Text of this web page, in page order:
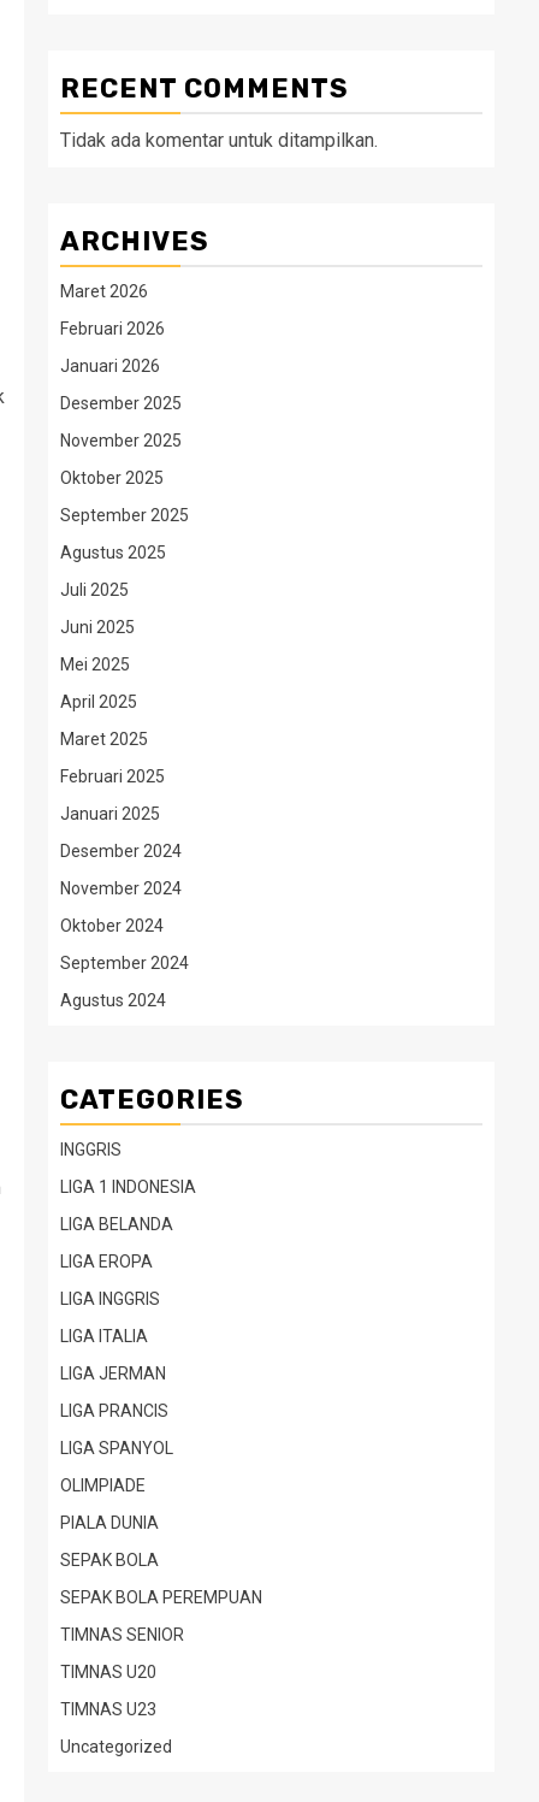
RECENT COMMENTS
Tidak ada komentar untuk ditampilkan.
ARCHIVES
Maret 2026
Februari 2026
Januari 2026
Desember 2025
November 2025
Oktober 2025
September 2025
Agustus 2025
Juli 2025
Juni 2025
Mei 2025
April 2025
Maret 2025
Februari 2025
Januari 2025
Desember 2024
November 2024
Oktober 2024
September 2024
Agustus 2024
CATEGORIES
INGGRIS
LIGA 1 INDONESIA
LIGA BELANDA
LIGA EROPA
LIGA INGGRIS
LIGA ITALIA
LIGA JERMAN
LIGA PRANCIS
LIGA SPANYOL
OLIMPIADE
PIALA DUNIA
SEPAK BOLA
SEPAK BOLA PEREMPUAN
TIMNAS SENIOR
TIMNAS U20
TIMNAS U23
Uncategorized